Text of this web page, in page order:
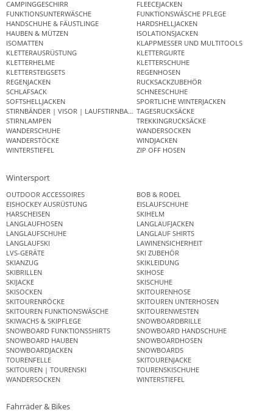
CAMPINGGESCHIRR
FLEECEJACKEN
FUNKTIONSUNTERWÄSCHE
FUNKTIONSWÄSCHE PFLEGE
HANDSCHUHE & FÄUSTLINGE
HARDSHELLJACKEN
HAUBEN & MÜTZEN
ISOLATIONSJACKEN
ISOMATTEN
KLAPPMESSER UND MULTITOOLS
KLETTERAUSRÜSTUNG
KLETTERGURTE
KLETTERHELME
KLETTERSCHUHE
KLETTERSTEIGSETS
REGENHOSEN
REGENJACKEN
RUCKSACKZUBEHÖR
SCHLAFSACK
SCHNEESCHUHE
SOFTSHELLJACKEN
SPORTLICHE WINTERJACKEN
STIRNBÄNDER | VISOR | LAUFSTIRNBANDTAGESRUCKSÄCKE
STIRNLAMPEN
TREKKINGRUCKSÄCKE
WANDERSCHUHE
WANDERSOCKEN
WANDERSTÖCKE
WINDJACKEN
WINTERSTIEFEL
ZIP OFF HOSEN
Wintersport
OUTDOOR ACCESSOIRES
BOB & RODEL
EISHOCKEY AUSRÜSTUNG
EISLAUFSCHUHE
HARSCHEISEN
SKIHELM
LANGLAUFHOSEN
LANGLAUFJACKEN
LANGLAUFSCHUHE
LANGLAUF SHIRTS
LANGLAUFSKI
LAWINENSICHERHEIT
LVS-GERÄTE
SKI ZUBEHÖR
SKIANZUG
SKIKLEIDUNG
SKIBRILLEN
SKIHOSE
SKIJACKE
SKISCHUHE
SKISOCKEN
SKITOURENHOSE
SKITOURENRÖCKE
SKITOUREN UNTERHOSEN
SKITOUREN FUNKTIONSWÄSCHE
SKITOURENWESTEN
SKIWACHS & SKIPFLEGE
SNOWBOARDBRILLE
SNOWBOARD FUNKTIONSSHIRTS
SNOWBOARD HANDSCHUHE
SNOWBOARD HAUBEN
SNOWBOARDHOSEN
SNOWBOARDJACKEN
SNOWBOARDS
TOURENFELLE
SKITOURENJACKE
SKITOUREN | TOURENSKI
TOURENSKISCHUHE
WANDERSOCKEN
WINTERSTIEFEL
Fahrräder & Bikes